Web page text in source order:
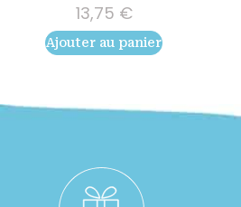
out of 5
13,75 €
Ajouter au panier